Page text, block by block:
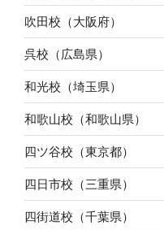
吹田校（大阪府）
呉校（広島県）
和光校（埼玉県）
和歌山校（和歌山県）
四ツ谷校（東京都）
四日市校（三重県）
四街道校（千葉県）